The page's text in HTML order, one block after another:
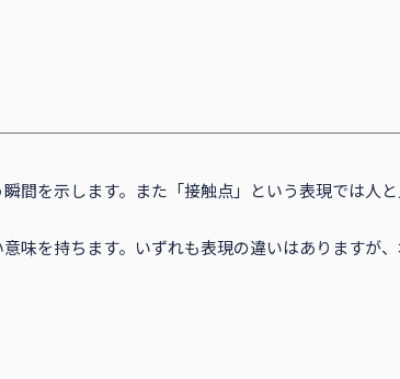
間を示します。また「接触点」という表現では人
味を持ちます。いずれも表現の違いはありますが